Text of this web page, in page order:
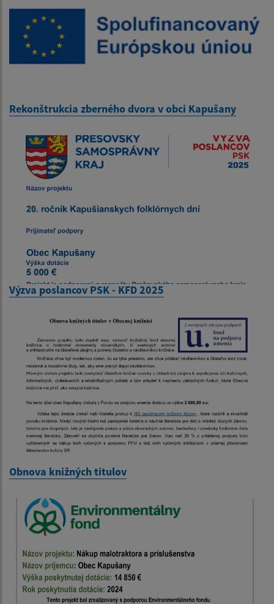
Rekonštrukcia zberného dvora v obci Kapušany
Výzva poslancov PSK - KFD 2025
Obnova knižných titulov